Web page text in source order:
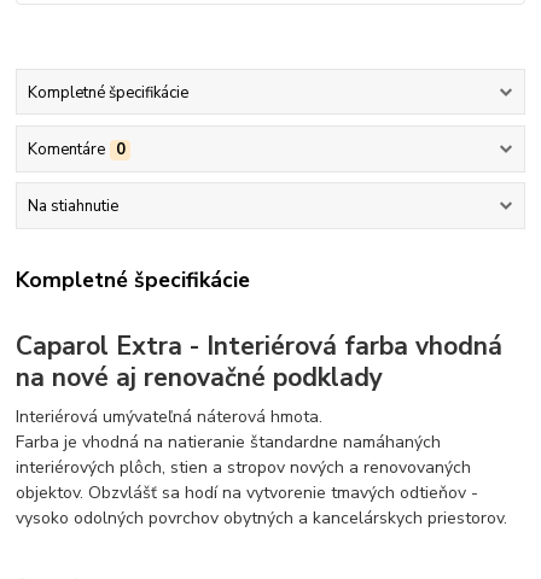
Kompletné špecifikácie
Komentáre 0
Na stiahnutie
Kompletné špecifikácie
Caparol Extra - Interiérová farba vhodná
na nové aj renovačné podklady
Interiérová umývateľná náterová hmota.
Farba je vhodná na natieranie štandardne namáhaných
interiérových plôch, stien a stropov nových a renovovaných
objektov. Obzvlášť sa hodí na vytvorenie tmavých odtieňov -
vysoko odolných povrchov obytných a kancelárskych priestorov.